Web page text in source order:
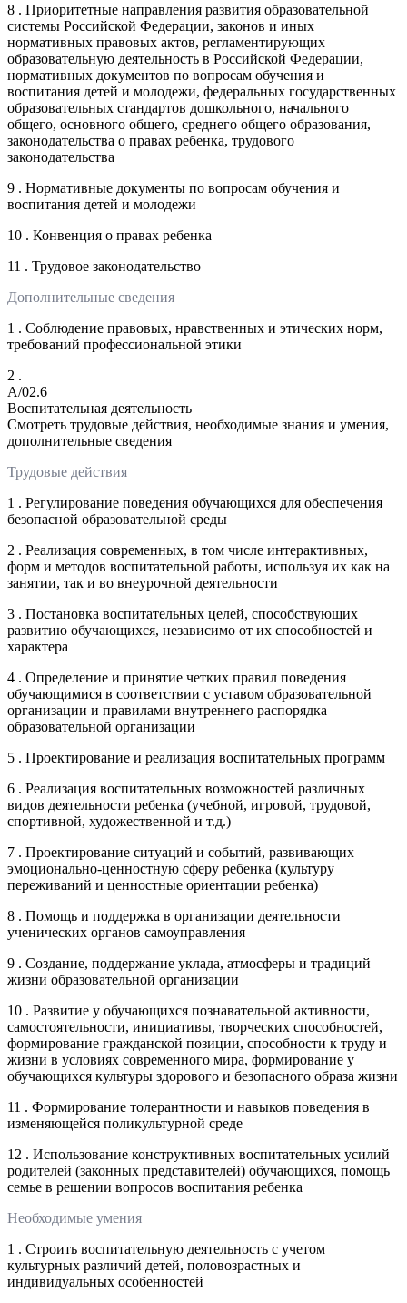
8 . Приоритетные направления развития образовательной
системы Российской Федерации, законов и иных
нормативных правовых актов, регламентирующих
образовательную деятельность в Российской Федерации,
нормативных документов по вопросам обучения и
воспитания детей и молодежи, федеральных государственных
образовательных стандартов дошкольного, начального
общего, основного общего, среднего общего образования,
законодательства о правах ребенка, трудового
законодательства
9 . Нормативные документы по вопросам обучения и
воспитания детей и молодежи
10 . Конвенция о правах ребенка
11 . Трудовое законодательство
Дополнительные сведения
1 . Соблюдение правовых, нравственных и этических норм,
требований профессиональной этики
2 .
A/02.6
Воспитательная деятельность
Смотреть трудовые действия, необходимые знания и умения,
дополнительные сведения
Трудовые действия
1 . Регулирование поведения обучающихся для обеспечения
безопасной образовательной среды
2 . Реализация современных, в том числе интерактивных,
форм и методов воспитательной работы, используя их как на
занятии, так и во внеурочной деятельности
3 . Постановка воспитательных целей, способствующих
развитию обучающихся, независимо от их способностей и
характера
4 . Определение и принятие четких правил поведения
обучающимися в соответствии с уставом образовательной
организации и правилами внутреннего распорядка
образовательной организации
5 . Проектирование и реализация воспитательных программ
6 . Реализация воспитательных возможностей различных
видов деятельности ребенка (учебной, игровой, трудовой,
спортивной, художественной и т.д.)
7 . Проектирование ситуаций и событий, развивающих
эмоционально-ценностную сферу ребенка (культуру
переживаний и ценностные ориентации ребенка)
8 . Помощь и поддержка в организации деятельности
ученических органов самоуправления
9 . Создание, поддержание уклада, атмосферы и традиций
жизни образовательной организации
10 . Развитие у обучающихся познавательной активности,
самостоятельности, инициативы, творческих способностей,
формирование гражданской позиции, способности к труду и
жизни в условиях современного мира, формирование у
обучающихся культуры здорового и безопасного образа жизни
11 . Формирование толерантности и навыков поведения в
изменяющейся поликультурной среде
12 . Использование конструктивных воспитательных усилий
родителей (законных представителей) обучающихся, помощь
семье в решении вопросов воспитания ребенка
Необходимые умения
1 . Строить воспитательную деятельность с учетом
культурных различий детей, половозрастных и
индивидуальных особенностей